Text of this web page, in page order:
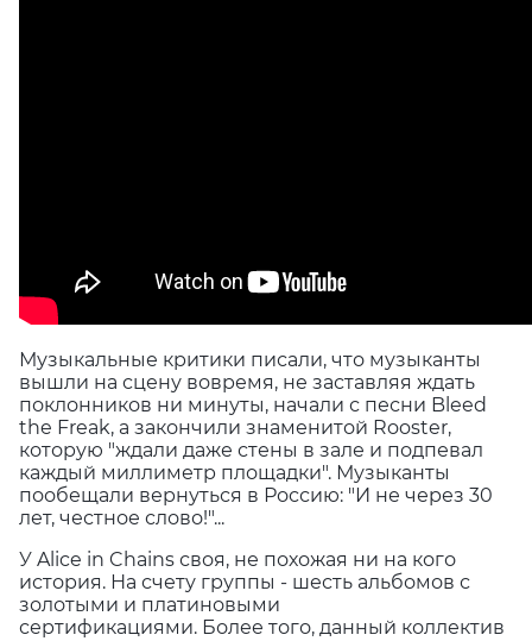
Музыкальные критики писали, что музыканты
вышли на сцену вовремя, не заставляя ждать
поклонников ни минуты, начали с песни Bleed
the Freak, а закончили знаменитой Rooster,
которую "ждали даже стены в зале и подпевал
каждый миллиметр площадки". Музыканты
пообещали вернуться в Россию: "И не через 30
лет, честное слово!"...
У Alice in Chains своя, не похожая ни на кого
история. На счету группы - шесть альбомов с
золотыми и платиновыми
сертификациями. Более того, данный коллектив